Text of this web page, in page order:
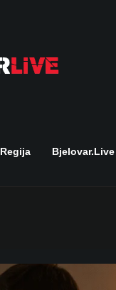
Regija Bjelovar.live